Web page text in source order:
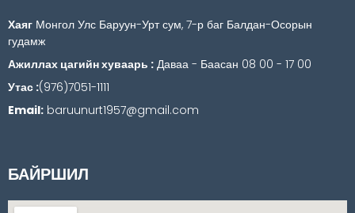
Хаяг Монгол Улс Баруун-Урт сум, 7-р баг Балдан-Осорын
гудамж
Ажиллах цагийн хуваарь : Даваа - Баасан 08 00 - 17 00
Утас :(976)7051-1111
Email: baruunurt1957@gmail.com
БАЙРШИЛ